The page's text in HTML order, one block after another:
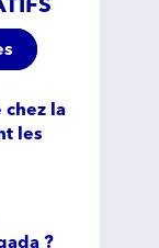
chez la
les
?